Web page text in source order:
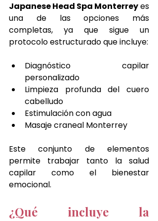
Japanese Head Spa Monterrey es
una de las opciones más
completas, ya que sigue un
protocolo estructurado que incluye:
Diagnóstico capilar
personalizado
Limpieza profunda del cuero
cabelludo
Estimulación con agua
Masaje craneal Monterrey
Este conjunto de elementos
permite trabajar tanto la salud
capilar como el bienestar
emocional.
¿Qué incluye la